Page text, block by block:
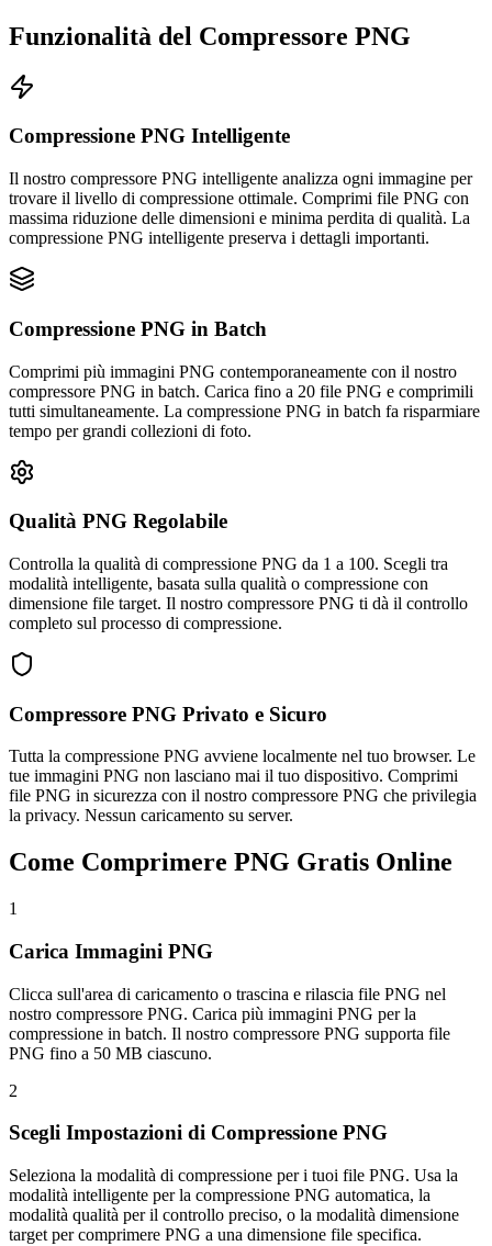
Funzionalità del Compressore PNG
Compressione PNG Intelligente
Il nostro compressore PNG intelligente analizza ogni immagine per
trovare il livello di compressione ottimale. Comprimi file PNG con
massima riduzione delle dimensioni e minima perdita di qualità. La
compressione PNG intelligente preserva i dettagli importanti.
Compressione PNG in Batch
Comprimi più immagini PNG contemporaneamente con il nostro
compressore PNG in batch. Carica fino a 20 file PNG e comprimili
tutti simultaneamente. La compressione PNG in batch fa risparmiare
tempo per grandi collezioni di foto.
Qualità PNG Regolabile
Controlla la qualità di compressione PNG da 1 a 100. Scegli tra
modalità intelligente, basata sulla qualità o compressione con
dimensione file target. Il nostro compressore PNG ti dà il controllo
completo sul processo di compressione.
Compressore PNG Privato e Sicuro
Tutta la compressione PNG avviene localmente nel tuo browser. Le
tue immagini PNG non lasciano mai il tuo dispositivo. Comprimi
file PNG in sicurezza con il nostro compressore PNG che privilegia
la privacy. Nessun caricamento su server.
Come Comprimere PNG Gratis Online
1
Carica Immagini PNG
Clicca sull'area di caricamento o trascina e rilascia file PNG nel
nostro compressore PNG. Carica più immagini PNG per la
compressione in batch. Il nostro compressore PNG supporta file
PNG fino a 50 MB ciascuno.
2
Scegli Impostazioni di Compressione PNG
Seleziona la modalità di compressione per i tuoi file PNG. Usa la
modalità intelligente per la compressione PNG automatica, la
modalità qualità per il controllo preciso, o la modalità dimensione
target per comprimere PNG a una dimensione file specifica.